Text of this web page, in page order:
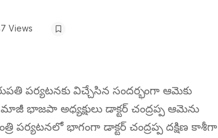
Views
పర్యటనకు విచ్చేసిన సందర్భంగా ఆమెకు
భాజపా అధ్యక్షులు డాక్టర్ చంద్రప్ప ఆమెను
పర్యటనలో భాగంగా డాక్టర్ చంద్రప్ప దక్షిణ కాశీగా